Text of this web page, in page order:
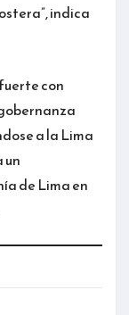
indica
con
a la Lima
un
de Lima en